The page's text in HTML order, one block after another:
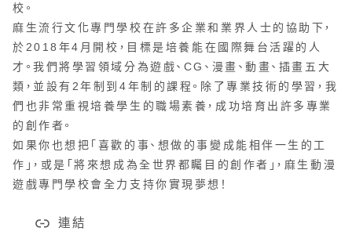
校。
麻生流行文化專門學校在許多企業和業界人士的協助下，
於2018年4月開校，目標是培養能在國際舞台活躍的人
才。我們將學習領域分為遊戲、CG、漫畫、動畫、插畫五大
類，並設有2年制到4年制的課程。除了專業技術的學習，我
們也非常重視培養學生的職場素養，成功培育出許多專業
的創作者。
如果你也想把「喜歡的事、想做的事變成能相伴一生的工
作」，或是「將來想成為全世界都矚目的創作者」，麻生動漫
遊戲專門學校會全力支持你實現夢想！
連結